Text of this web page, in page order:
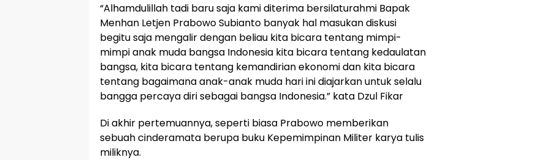
“Alhamdulillah tadi baru saja kami diterima bersilaturahmi Bapak
Menhan Letjen Prabowo Subianto banyak hal masukan diskusi
begitu saja mengalir dengan beliau kita bicara tentang mimpi-
mimpi anak muda bangsa Indonesia kita bicara tentang kedaulatan
bangsa, kita bicara tentang kemandirian ekonomi dan kita bicara
tentang bagaimana anak-anak muda hari ini diajarkan untuk selalu
bangga percaya diri sebagai bangsa Indonesia.” kata Dzul Fikar
Di akhir pertemuannya, seperti biasa Prabowo memberikan
sebuah cinderamata berupa buku Kepemimpinan Militer karya tulis
miliknya.